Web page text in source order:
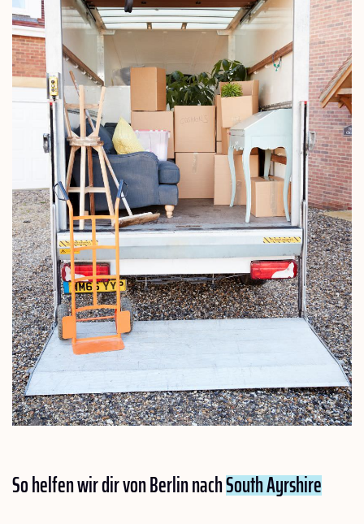
So helfen wir dir von Berlin nachSouth Ayrshire